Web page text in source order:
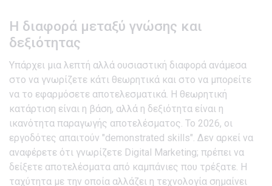
Η διαφορά μεταξύ γνώσης και
δεξιότητας
Υπάρχει μια λεπτή αλλά ουσιαστική διαφορά ανάμεσα
στο να γνωρίζετε κάτι θεωρητικά και στο να μπορείτε
να το εφαρμόσετε αποτελεσματικά. Η θεωρητική
κατάρτιση είναι η βάση, αλλά η δεξιότητα είναι η
ικανότητα παραγωγής αποτελέσματος. Το 2026, οι
εργοδότες απαιτούν "demonstrated skills". Δεν αρκεί να
αναφέρετε ότι γνωρίζετε Digital Marketing; πρέπει να
δείξετε αποτελέσματα από καμπάνιες που τρέξατε. Η
ταχύτητα με την οποία αλλάζει η τεχνολογία σημαίνει